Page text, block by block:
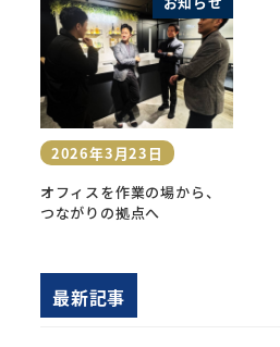
オフィスを作業の場から、
つながりの拠点へ
投稿日
2026年3月23日
最新記事